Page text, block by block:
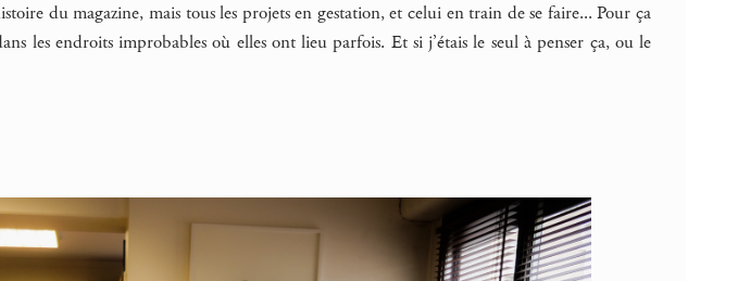
du magazine, mais tous les projets en gestation, et celui en train de se faire... Pour ça
les endroits improbables où elles ont lieu parfois. Et si j’étais le seul à penser ça, ou le